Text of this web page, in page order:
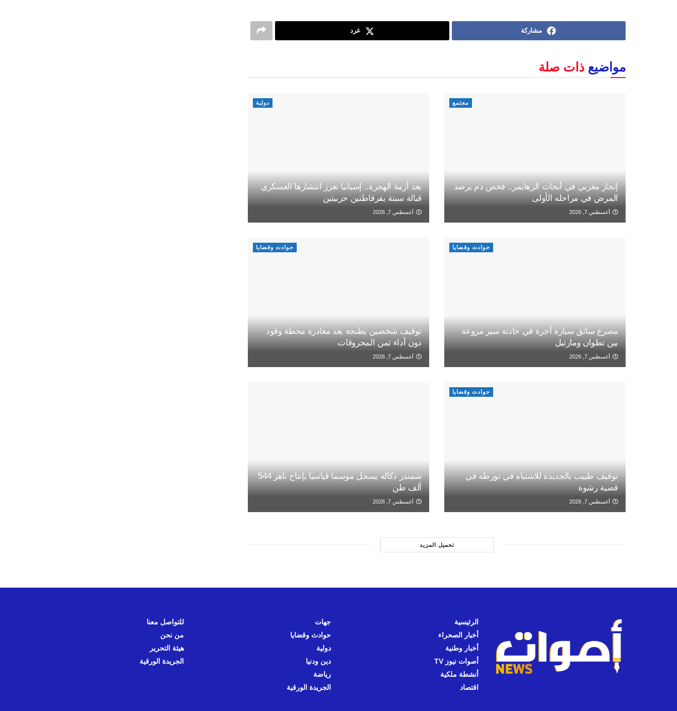
مشاركة غرد
مواضيع ذات صلة
مجتمع
إنجاز مغربي في أبحاث الزهايمر.. فحص دم يرصد
المرض في مراحله الأولى
أغسطس 7, 2026
دولية
بعد أزمة الهجرة.. إسبانيا تعزز انتشارها العسكري
قبالة سبتة بفرقاطتين حربيتين
أغسطس 7, 2026
حوادث وقضايا
مصرع سائق سيارة أجرة في حادثة سير مروعة
بين تطوان ومارتيل
أغسطس 7, 2026
حوادث وقضايا
توقيف شخصين بطنجة بعد مغادرة محطة وقود
دون أداء ثمن المحروقات
أغسطس 7, 2026
حوادث وقضايا
توقيف طبيب بالجديدة للاشتباه في تورطه في
قضية رشوة
أغسطس 7, 2026
شمندر دكالة يسجل موسما قياسيا بإنتاج ناهز 544
ألف طن
أغسطس 7, 2026
تحميل المزيد
الرئيسية
أخبار الصحراء
أخبار وطنية
أصوات نيوز TV
أنشطة ملكية
اقتصاد
جهات
حوادث وقضايا
دولية
دين ودنيا
رياضة
الجريدة الورقية
للتواصل معنا
من نحن
هيئة التحرير
الجريدة الورقية